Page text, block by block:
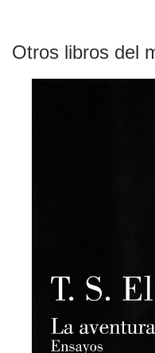
Otros libros del